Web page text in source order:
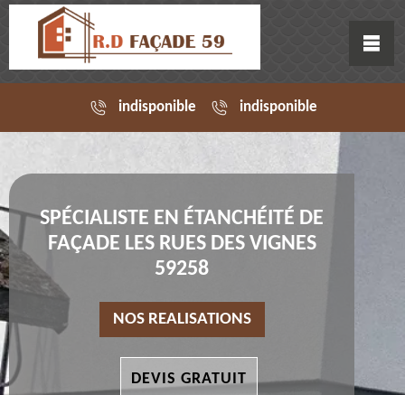
indisponible indisponible
SPÉCIALISTE EN ÉTANCHÉITÉ DE
FAÇADE LES RUES DES VIGNES
59258
NOS REALISATIONS
DEVIS GRATUIT